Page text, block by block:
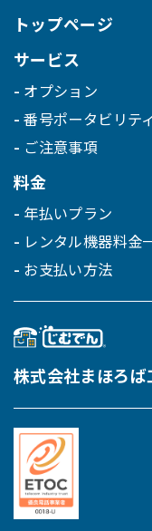
トップページ
サービス
オプション
番号ポータビリティ
ご注意事項
料金
年払いプラン
レンタル機器料金
お支払い方法
株式会社まほろば